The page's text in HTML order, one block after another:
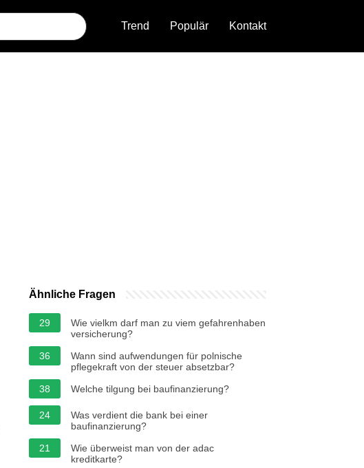
Trend Populär Kontakt
Ähnliche Fragen
29
Wie vielkm darf man zu viem gefahrenhaben
versicherung?
36
Wann sind aufwendungen für polnische
pflegekraft von der steuer absetzbar?
38
Welche tilgung bei baufinanzierung?
24
Was verdient die bank bei einer
baufinanzierung?
21
Wie überweist man von der adac
kreditkarte?